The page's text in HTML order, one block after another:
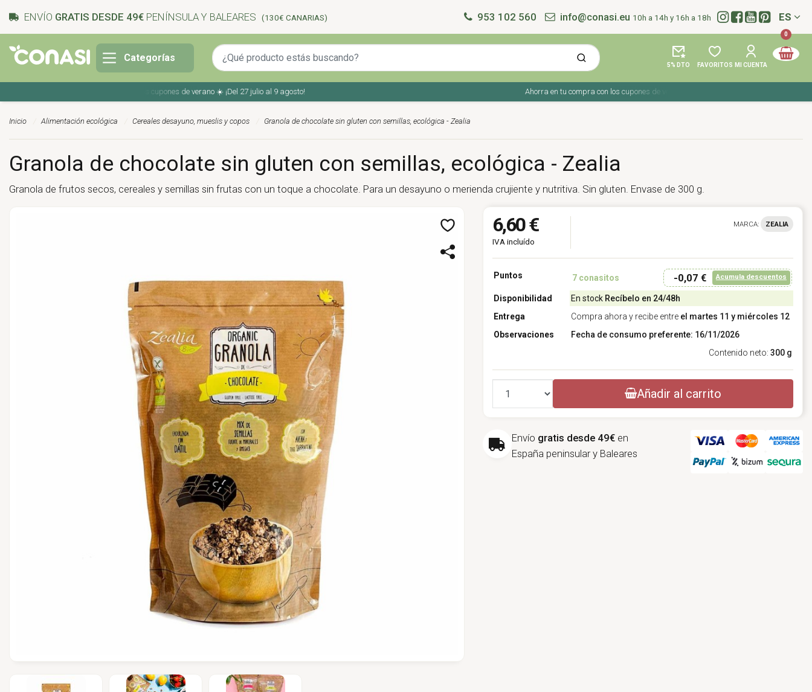
ENVÍO GRATIS DESDE 49€ PENÍNSULA Y BALEARES (130€ CANARIAS) 953 102 560 info@conasi.eu 10h a 14h y 16h a 18h Idioma:
ES
Categorías
5% DTO FAVORITOS MI CUENTA
0
Ahorra en tu compra con los cupones de verano ☀️ ¡Del 27 julio al 9 agosto! Ahorra en tu compra con los cupones de verano ☀️ ¡Del 27 julio al 9 agosto!
Inicio Alimentación ecológica Cereales desayuno, mueslis y copos Granola de chocolate sin gluten con semillas, ecológica - Zealia
Granola de chocolate sin gluten con semillas, ecológica - Zealia
Granola de frutos secos, cereales y semillas sin frutas con un toque a chocolate. Para un desayuno o merienda crujiente y nutritiva. Sin gluten. Envase de 300 g.
6,60 €
IVA incluído
MARCA: ZEALIA
Puntos 7conasitos -0,07 € Acumula descuentos
Disponibilidad En stock Recíbelo en 24/48h
Entrega
Compra ahora y recibe entre el martes 11 y miércoles 12
Observaciones
Fecha de consumo preferente: 16/11/2026
Contenido neto: 300 g
Cantidad Añadir al carrito
Envío gratis desde 49€ en
España peninsular y Baleares